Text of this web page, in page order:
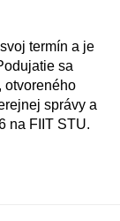
termín a je
sa
otvoreného
správy a
na FIIT STU.